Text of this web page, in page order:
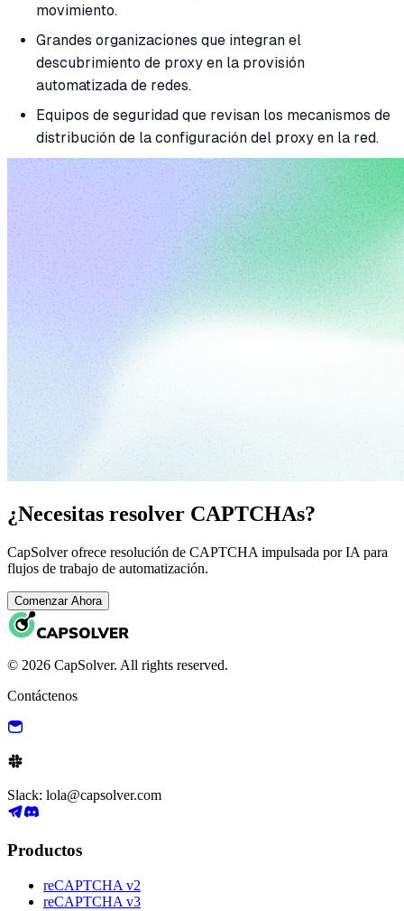
movimiento.
Grandes organizaciones que integran el
descubrimiento de proxy en la provisión
automatizada de redes.
Equipos de seguridad que revisan los mecanismos de
distribución de la configuración del proxy en la red.
¿Necesitas resolver CAPTCHAs?
CapSolver ofrece resolución de CAPTCHA impulsada por IA para
flujos de trabajo de automatización.
Comenzar Ahora
© 2026 CapSolver. All rights reserved.
Contáctenos
Slack: lola@capsolver.com
Productos
reCAPTCHA v2
reCAPTCHA v3